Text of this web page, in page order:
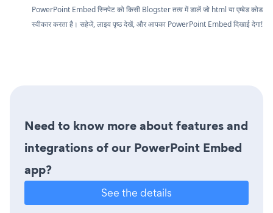
PowerPoint Embed स्निपेट को किसी Blogster तत्व में डालें जो html या एम्बेड कोड
स्वीकार करता है। सहेजें, लाइव पृष्ठ देखें, और आपका PowerPoint Embed दिखाई देगा!
Need to know more about features and
integrations of our PowerPoint Embed
app?
See the details